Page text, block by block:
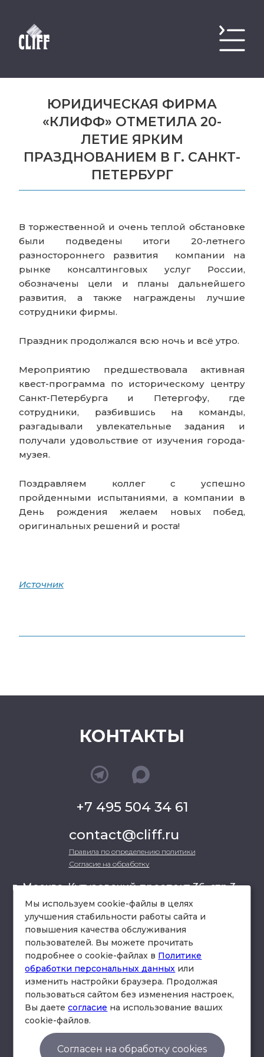
ЮРИДИЧЕСКАЯ ФИРМА
«КЛИФФ» ОТМЕТИЛА 20-
ЛЕТИЕ ЯРКИМ
ПРАЗДНОВАНИЕМ В Г. САНКТ-
ПЕТЕРБУРГ
В торжественной и очень теплой обстановке
были подведены итоги 20-летнего
разностороннего развития компании на
рынке консалтинговых услуг России,
обозначены цели и планы дальнейшего
развития, а также награждены лучшие
сотрудники фирмы.
Праздник продолжался всю ночь и всё утро.
Мероприятию предшествовала активная
квест-программа по историческому центру
Санкт-Петербурга и Петергофу, где
сотрудники, разбившись на команды,
разгадывали увлекательные задания и
получали удовольствие от изучения города-
музея.
Поздравляем коллег с успешно
пройденными испытаниями, а компании в
День рождения желаем новых побед,
оригинальных решений и роста!
Источник
КОНТАКТЫ
+7 495 504 34 61
contact@cliff.ru
Правила по определению политики
Согласие на обработку
г. Москва, Кутузовский проспект 36, стр.3 ,
офис 301
схема проезда
© Юридическая фирма «Клифф».
Согласие на обработку
Мы используем cookie-файлы в целях
улучшения стабильности работы сайта и
повышения качества обслуживания
пользователей. Вы можете прочитать
подробнее о cookie-файлах в Политике
обработки персональных данных или
изменить настройки браузера. Продолжая
пользоваться сайтом без изменения настроек,
Вы даетесогласие на использование ваших
cookie-файлов.
Согласен на обработку cookies